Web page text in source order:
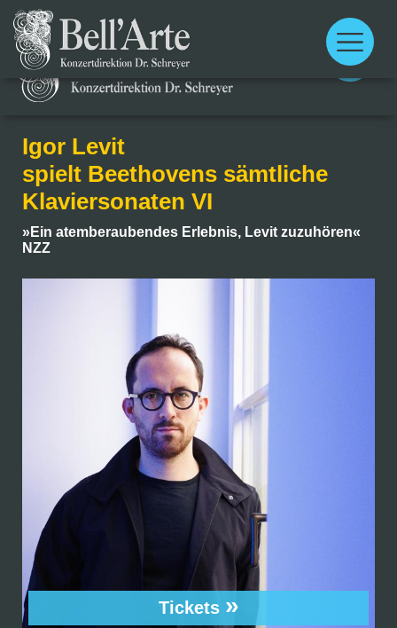
Main
menu
Main
menu
Igor Levit
spielt Beethovens sämtliche
Klaviersonaten VI
»Ein atemberaubendes Erlebnis, Levit zuzuhören«
NZZ
Tickets »